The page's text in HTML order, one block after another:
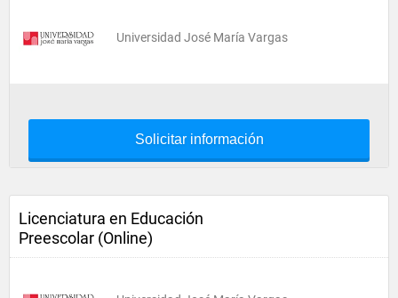
Universidad José María Vargas
Solicitar información
Licenciatura en Educación
Preescolar (Online)